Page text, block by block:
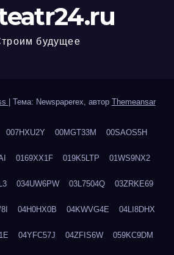
будущее
Тема: Newspaperex, автор Themeansar
007HXU2Y 00MGT33M 00SAOS5H
0169XX1F 019K5LTP 01WS9NX2
034UW6PW 03L7504Q 03ZRKE69
04H0HX0B 04KWVG4E 04LI8DHX
04YFC57J 04ZFIS6W 059KC9DM